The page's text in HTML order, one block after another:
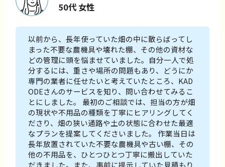
50代 女性
以前から、長年使っていた畑の中に散らばってし
まった不要な農機具や壊れた棚、その他の資材な
どの管理に頭を悩ませていました。自分一人で処
分するには、重さや場所の問題もあり、どうにか
専門の業者に任せたいと考えていたところ、KAD
ODEさんのサービスを知り、問い合わせてみるこ
とにしました。 最初のご相談では、担当の方が畑
の現状や不用品の種類を丁寧にヒアリングしてく
ださり、畑の狭い通路や土の状態に合わせた最適
なプランを提案してくださいました。 作業当日は
長年放置されていた不要な農機具や古い棚、その
他の不用品を、ひとつひとつ丁寧に搬出していた
だきました。また、事前に提示していた見積もり